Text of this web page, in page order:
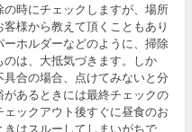
時にチェックしますが、場所
様から教えて頂くこともあり
ホルダーなどのように、掃除
は、大抵気づきます。しか
合の場合、点けてみないと分
あるときには最終チェックの
ックアウト後すぐに昼食のお
はスルーしてしまいがちで